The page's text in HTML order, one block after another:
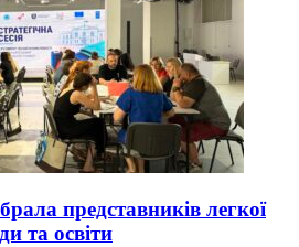
представників легкої
та освіти